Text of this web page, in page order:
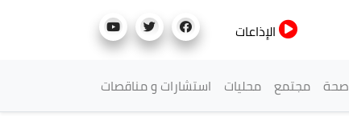
الإذاعات
صحة مجتمع محليات استشارات و مناقصات